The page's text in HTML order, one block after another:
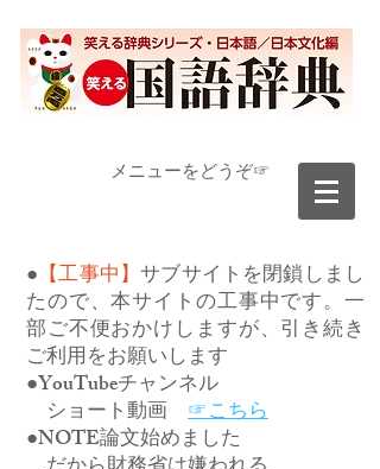
​メニューをどうぞ☞
● 【工事中】サブサイトを閉鎖しまし
たので、本サイトの工事中です。一
部ご不便おかけしますが、引き続き
ご利用をお願いします
●YouTubeチャンネル
ショート動画 ☞こちら
●NOTE論文始めました